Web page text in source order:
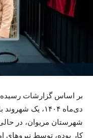
شهرستان مریوان، در
کار بوده، توسط نیروهای